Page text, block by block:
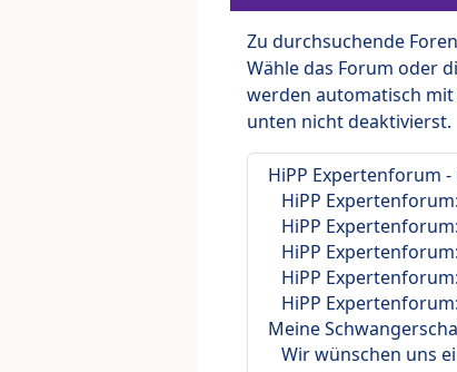
Zu durchsuchende
Wähle das Forum oder
werden automatisch
unten nicht deaktivierst.